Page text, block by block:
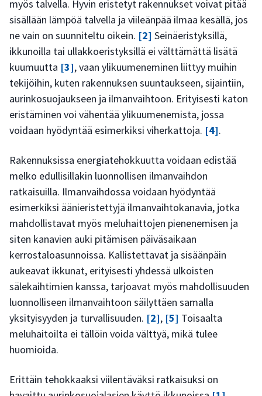
myös talvella. Hyvin eristetyt rakennukset voivat pitää
sisällään lämpöä talvella ja viileänpää ilmaa kesällä, jos
ne vain on suunniteltu oikein. [2] Seinäeristyksillä,
ikkunoilla tai ullakkoeristyksillä ei välttämättä lisätä
kuumuutta [3], vaan ylikuumeneminen liittyy muihin
tekijöihin, kuten rakennuksen suuntaukseen, sijaintiin,
aurinkosuojaukseen ja ilmanvaihtoon. Erityisesti katon
eristäminen voi vähentää ylikuumenemista, jossa
voidaan hyödyntää esimerkiksi viherkattoja. [4].
Rakennuksissa energiatehokkuutta voidaan edistää
melko edullisillakin luonnollisen ilmanvaihdon
ratkaisuilla. Ilmanvaihdossa voidaan hyödyntää
esimerkiksi äänieristettyjä ilmanvaihtokanavia, jotka
mahdollistavat myös meluhaittojen pienenemisen ja
siten kanavien auki pitämisen päiväsaikaan
kerrostaloasunnoissa. Kallistettavat ja sisäänpäin
aukeavat ikkunat, erityisesti yhdessä ulkoisten
sälekaihtimien kanssa, tarjoavat myös mahdollisuuden
luonnolliseen ilmanvaihtoon säilyttäen samalla
yksityisyyden ja turvallisuuden. [2], [5] Toisaalta
meluhaitoilta ei tällöin voida välttyä, mikä tulee
huomioida.
Erittäin tehokkaaksi viilentäväksi ratkaisuksi on